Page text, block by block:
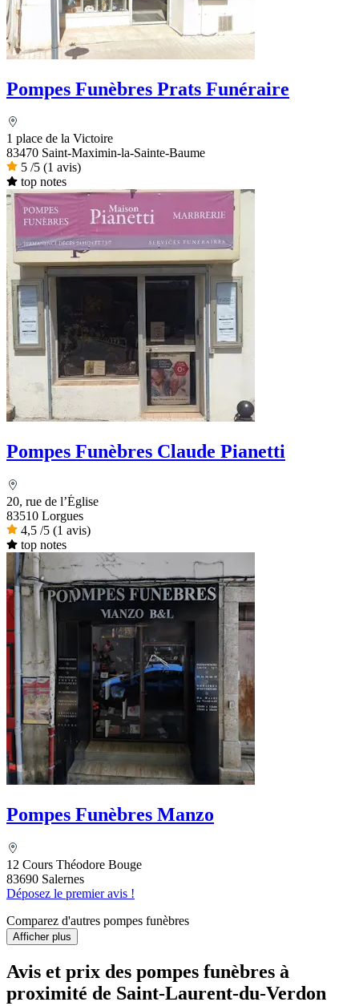
Pompes Funèbres Prats Funéraire
1 place de la Victoire
83470 Saint-Maximin-la-Sainte-Baume
5 /5 (1 avis)
top notes
Pompes Funèbres Claude Pianetti
20, rue de l’Église
83510 Lorgues
4,5 /5 (1 avis)
top notes
Pompes Funèbres Manzo
12 Cours Théodore Bouge
83690 Salernes
Déposez le premier avis !
Comparez d'autres pompes funèbres
Afficher plus
Avis et prix des pompes funèbres à
proximité de Saint-Laurent-du-Verdon